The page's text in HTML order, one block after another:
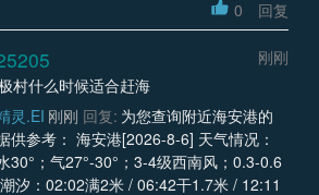
0 回复
刚刚
村什么时候适合赶海
灵.EI 刚刚 回复: 为您查询附近海安港的
供参考： 海安港[2026-8-6] 天气情况：
30°；气27°-30°；3-4级西南风；0.3-0.6
汐：02:02满2米 / 06:42干1.7米 / 12:11